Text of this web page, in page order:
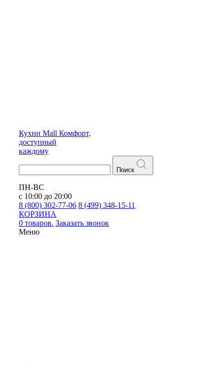
Кухни Mall Комфорт,
доступный
каждому
Поиск
ПН-ВС
с 10:00 до 20:00
8 (800) 302-77-06 8 (499) 348-15-11
КОРЗИНА
0 товаров. Заказать звонок
Меню